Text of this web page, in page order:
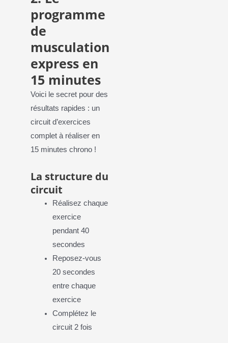
programme
de
musculation
express en
15 minutes
Voici le secret pour des
résultats rapides : un
circuit d’exercices
complet à réaliser en
15 minutes chrono !
La structure du
circuit
Réalisez chaque
exercice
pendant 40
secondes
Reposez-vous
20 secondes
entre chaque
exercice
Complétez le
circuit 2 fois